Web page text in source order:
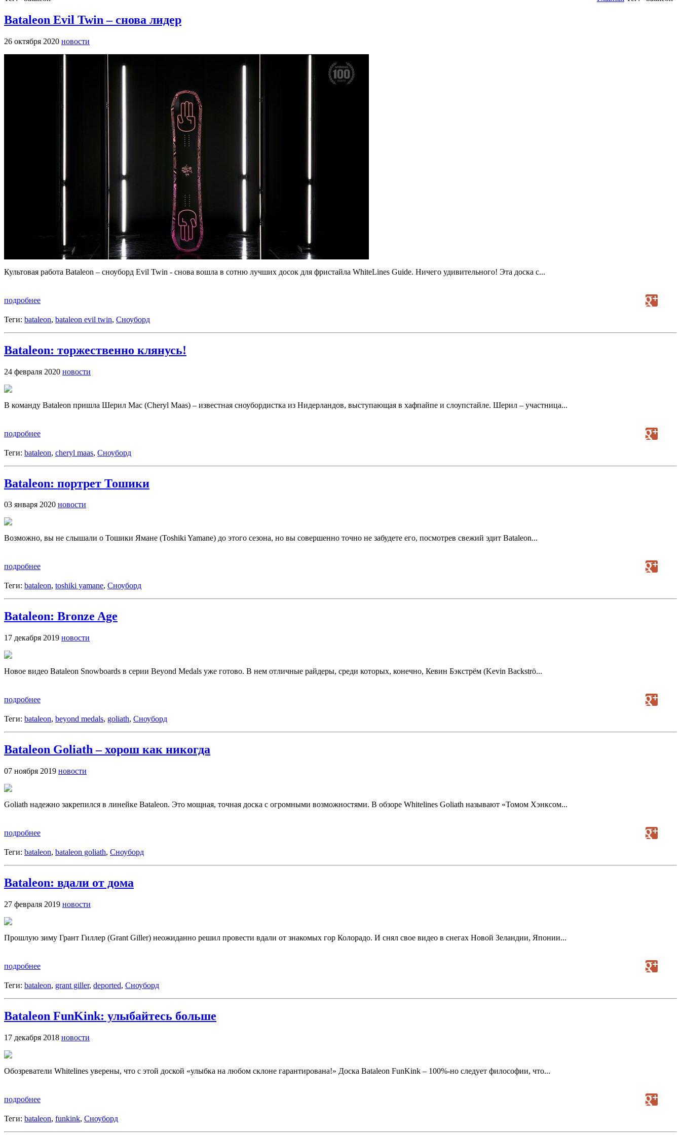
Bataleon Evil Twin – снова лидер
26 октября 2020 новости
Культовая работа Bataleon – сноуборд Evil Twin - снова вошла в сотню лучших досок для фристайла WhiteLines Guide. Ничего удивительного! Эта доска с...
подробнее
Теги: bataleon, bataleon evil twin, Сноуборд
Bataleon: торжественно клянусь!
24 февраля 2020 новости
В команду Bataleon пришла Шерил Мас (Cheryl Maas) – известная сноубордистка из Нидерландов, выступающая в хафпайпе и слоупстайле. Шерил – участница...
подробнее
Теги: bataleon, cheryl maas, Сноуборд
Bataleon: портрет Тошики
03 января 2020 новости
Возможно, вы не слышали о Тошики Ямане (Toshiki Yamane) до этого сезона, но вы совершенно точно не забудете его, посмотрев свежий эдит Bataleon...
подробнее
Теги: bataleon, toshiki yamane, Сноуборд
Bataleon: Bronze Age
17 декабря 2019 новости
Новое видео Bataleon Snowboards в серии Beyond Medals уже готово. В нем отличные райдеры, среди которых, конечно, Кевин Бэкстрём (Kevin Backströ...
подробнее
Теги: bataleon, beyond medals, goliath, Сноуборд
Bataleon Goliath – хорош как никогда
07 ноября 2019 новости
Goliath надежно закрепился в линейке Bataleon. Это мощная, точная доска с огромными возможностями. В обзоре Whitelines Goliath называют «Томом Хэнксом...
подробнее
Теги: bataleon, bataleon goliath, Сноуборд
Bataleon: вдали от дома
27 февраля 2019 новости
Прошлую зиму Грант Гиллер (Grant Giller) неожиданно решил провести вдали от знакомых гор Колорадо. И снял свое видео в снегах Новой Зеландии, Японии...
подробнее
Теги: bataleon, grant giller, deported, Сноуборд
Bataleon FunKink: улыбайтесь больше
17 декабря 2018 новости
Обозреватели Whitelines уверены, что с этой доской «улыбка на любом склоне гарантирована!» Доска Bataleon FunKink – 100%-но следует философии, что...
подробнее
Теги: bataleon, funkink, Сноуборд